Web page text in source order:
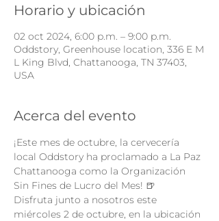
Horario y ubicación
02 oct 2024, 6:00 p.m. – 9:00 p.m.
Oddstory, Greenhouse location, 336 E M
L King Blvd, Chattanooga, TN 37403,
USA
Acerca del evento
¡Este mes de octubre, la cervecería
local Oddstory ha proclamado a La Paz
Chattanooga como la Organización
Sin Fines de Lucro del Mes! 🍺
Disfruta junto a nosotros este
miércoles 2 de octubre, en la ubicación